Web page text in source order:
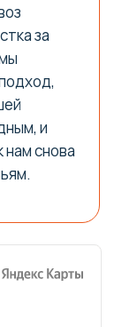
за
и
снова